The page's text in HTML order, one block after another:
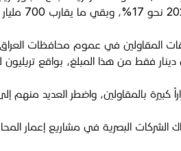
فقط من هذا المبلغ، بواقع
كبيرة بالمقاولين، واضطر العديد منهم
البصرية في مشاريع إعمار